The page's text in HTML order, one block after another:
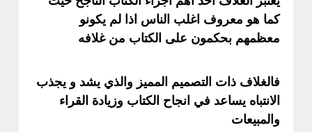
كما هو معروف اغلب الناس اذا لم يكونو
معظمهم بحكمون على الكتاب من غلافه
فالغلاف ذات التصميم المميز والذي يشد و يجذب
الانتباه يساعد في انجاح الكتاب وزيادة القراء
والمبيعات